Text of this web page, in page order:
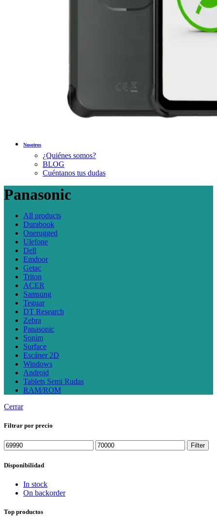
Nosotros
¿Quiénes somos?
BLOG
Cuéntanos tus dudas
Panasonic
All products
Durabook
Onerugged
Ulefone
Dell
Emdoor
Getac
Triton
ACER
Samsung
Teguar
DT Research
Zebra
Panasonic
Sonim
Surface
Escáner 2D
Windows
Android
Tablets Semi Rudas
RAM/ROM
Cerrar
Filtrar por precio
Min
price
Max
price
Filter
Disponibilidad
In stock
On backorder
Top productos